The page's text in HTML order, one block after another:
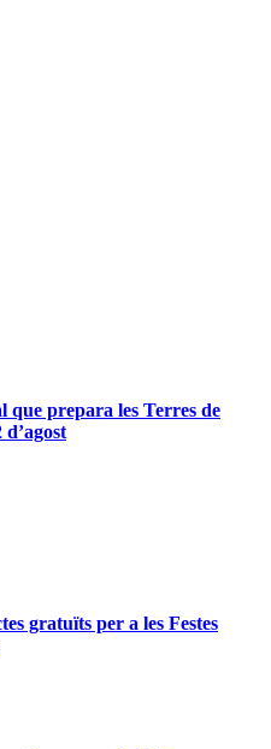
que prepara les Terres de
gratuïts per a les Festes